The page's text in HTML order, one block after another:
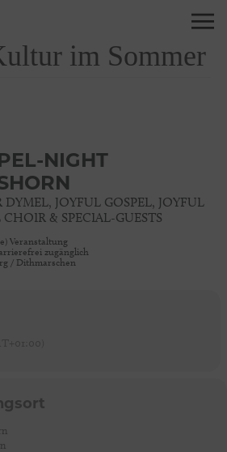
im Sommer
NIGHT
DYMEL, JOYFUL GOSPEL, JOYFUL
CHOIR & SPECIAL-GUESTS
Veranstaltung
zugänglich
/ Dithmarschen